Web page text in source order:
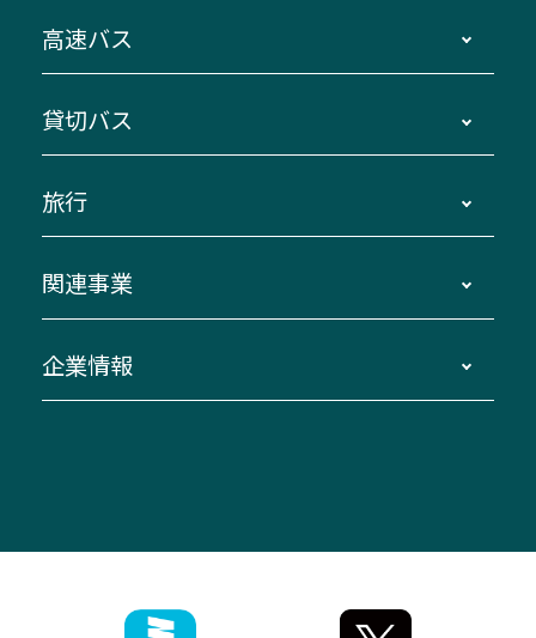
主要停留所案内図・時刻表
路線バスのご利用方法
三重交通接近情報バスロケーションシステム
迂回・休止について
臨時バスについて
伊勢二見鳥羽周遊バスCANばす
「みえブルーライン」（三重大学病院直通バ
神都ライナー
ミジュマルのラッピングバス（鈴鹿管内）
高速バス
南紀・VISON～横浜・東京・埼玉
伊賀～名古屋
南紀～VISON～名古屋
湯の山温泉～名古屋
桑名・長島温泉・金城ふ頭駅～中部国際空港
（休止中）
お客様駐車場のご案内
貸切バス
貸切バスのご利用について
お問い合わせ
旅行
貸切バス団体旅行
美し国周遊ばす
関連事業
自家用自動車車両運行管理
ザ・バスコレクション三重交通バスセット
企業情報
ファンコーナー